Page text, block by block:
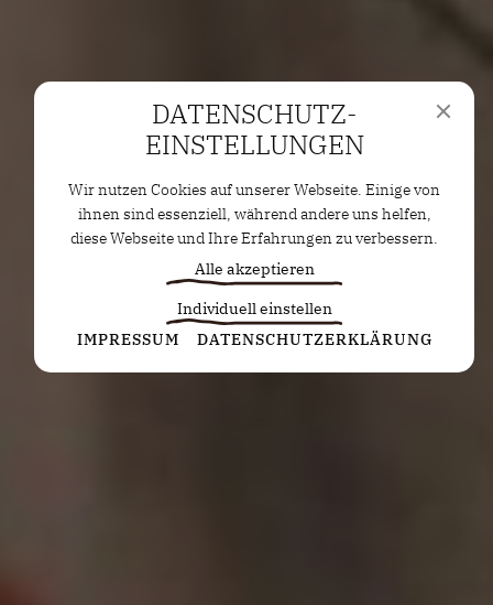
DATENSCHUTZ­
EINSTELLUNGEN
Wir nutzen Cookies auf unserer Webseite. Einige von
ihnen sind essenziell, während andere uns helfen,
diese Webseite und Ihre Erfahrungen zu verbessern.
Alle akzeptieren
Individuell einstellen
Statistiken
Diese Cookies erfassen anonyme Statistiken. Diese
IMPRESSUM DATENSCHUTZERKLÄRUNG